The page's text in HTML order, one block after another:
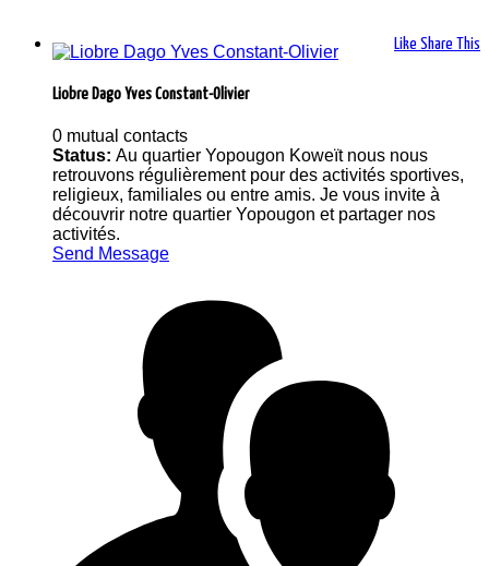
Like Share This
Liobre Dago Yves Constant-Olivier
0 mutual contacts
Status: Au quartier Yopougon Koweït nous nous
retrouvons régulièrement pour des activités sportives,
religieux, familiales ou entre amis. Je vous invite à
découvrir notre quartier Yopougon et partager nos
activités.
Send Message